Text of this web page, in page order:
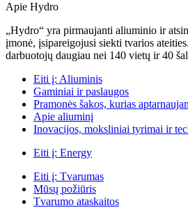
Apie Hydro
„Hydro“ yra pirmaujanti aliuminio ir
įmonė, įsipareigojusi siekti tvarios
darbuotojų daugiau nei 140 vietų ir 40
Eiti į: Aliuminis
Gaminiai ir paslaugos
Pramonės šakos, kurias
Apie aliuminį
Inovacijos, moksliniai tyrimai ir
Eiti į: Energy
Eiti į: Tvarumas
Mūsų požiūris
Tvarumo ataskaitos